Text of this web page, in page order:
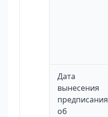
Дата
вынесения
предписания
об